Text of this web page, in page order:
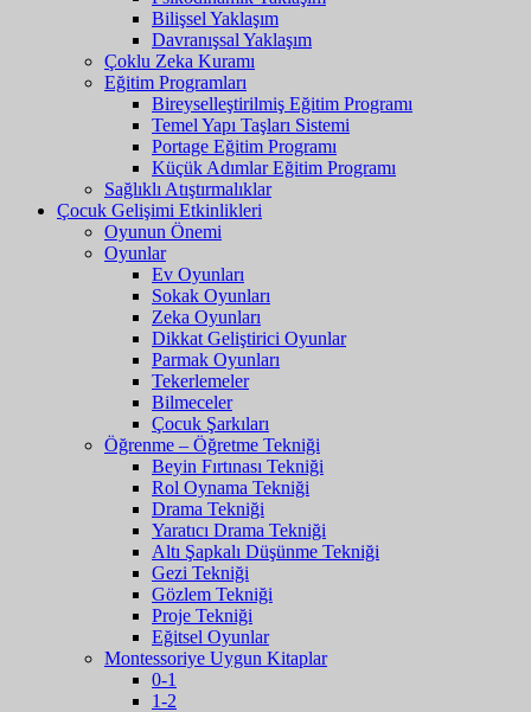
Bilişsel Yaklaşım
Davranışsal Yaklaşım
Çoklu Zeka Kuramı
Eğitim Programları
Bireyselleştirilmiş Eğitim Programı
Temel Yapı Taşları Sistemi
Portage Eğitim Programı
Küçük Adımlar Eğitim Programı
Sağlıklı Atıştırmalıklar
Çocuk Gelişimi Etkinlikleri
Oyunun Önemi
Oyunlar
Ev Oyunları
Sokak Oyunları
Zeka Oyunları
Dikkat Geliştirici Oyunlar
Parmak Oyunları
Tekerlemeler
Bilmeceler
Çocuk Şarkıları
Öğrenme – Öğretme Tekniği
Beyin Fırtınası Tekniği
Rol Oynama Tekniği
Drama Tekniği
Yaratıcı Drama Tekniği
Altı Şapkalı Düşünme Tekniği
Gezi Tekniği
Gözlem Tekniği
Proje Tekniği
Eğitsel Oyunlar
Montessoriye Uygun Kitaplar
0-1
1-2